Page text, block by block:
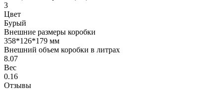
3
Цвет
Бурый
Внешние размеры коробки
358*126*179 мм
Внешний объем коробки в литрах
8.07
Вес
0.16
Отзывы